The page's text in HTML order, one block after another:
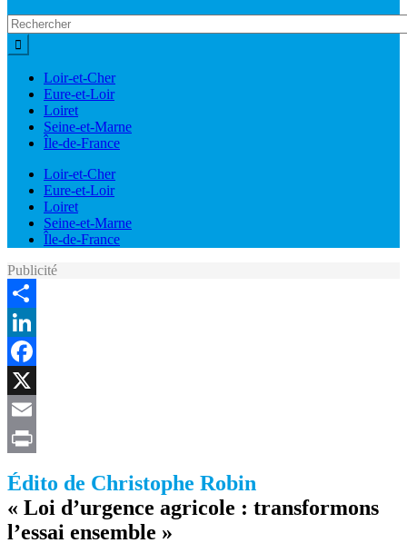
Loir-et-Cher
Eure-et-Loir
Loiret
Seine-et-Marne
Île-de-France
Loir-et-Cher
Eure-et-Loir
Loiret
Seine-et-Marne
Île-de-France
Publicité
Share
LinkedIn
Facebook
X
Email
Édito de Christophe Robin
« Loi d’urgence agricole : transformons
l’essai ensemble »